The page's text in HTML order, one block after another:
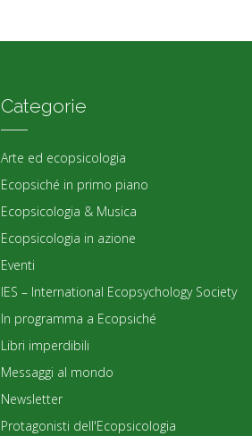
Categorie
Arte ed ecopsicologia
Ecopsiché in primo piano
Ecopsicologia & Musica
Ecopsicologia in azione
Eventi
IES – International Ecopsychology Society
In programma a Ecopsiché
Libri imperdibili
Messaggi al mondo
Newsletter
Protagonisti dell'Ecopsicologia